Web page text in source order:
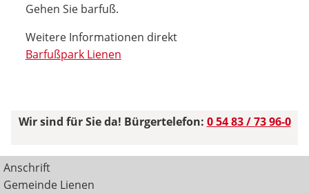
Gehen Sie barfuß.
Weitere Informationen direkt
Barfußpark Lienen
Wir sind für Sie da! Bürgertelefon: 0 54 83 / 73 96-0
Anschrift
Gemeinde Lienen